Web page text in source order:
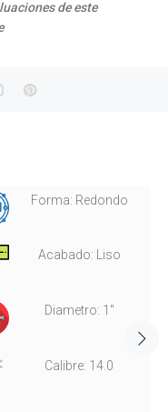
de este
Forma: Redondo
Acabado: Liso
Diametro: 1"
Calibre: 14.0